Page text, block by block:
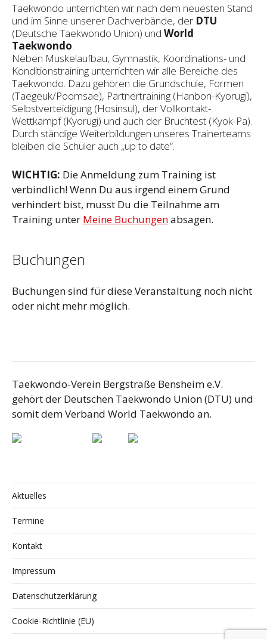
Taekwondo unterrichten wir nach dem neuesten Stand
und im Sinne unserer Dachverbände, der DTU
(Deutsche Taekwondo Union) und World
Taekwondo.
Neben Muskelaufbau, Gymnastik, Koordinations- und
Konditionstraining unterrichten wir alle Bereiche des
Taekwondo. Dazu gehören die Grundschule, Formen
(Taegeuk/Poomsae), Partnertraining (Hanbon-Kyorugi),
Selbstverteidigung (Hosinsul), der Vollkontakt-
Wettkampf (Kyorugi) und auch der Bruchtest (Kyok-Pa).
Durch ständige Weiterbildungen unseres Trainerteams
bleiben die Schüler auch „up to date“.
WICHTIG: Die Anmeldung zum Training ist
verbindlich! Wenn Du aus irgend einem Grund
verhindert bist, musst Du die Teilnahme am
Training unter Meine Buchungenabsagen.
Buchungen
Buchungen sind für diese Veranstaltung noch nicht
oder nicht mehr möglich.
Taekwondo-Verein Bergstraße Bensheim e.V.
gehört der Deutschen Taekwondo Union (DTU) und
somit dem Verband World Taekwondo an.
Aktuelles
Termine
Kontakt
Impressum
Datenschutzerklärung
Cookie-Richtlinie (EU)